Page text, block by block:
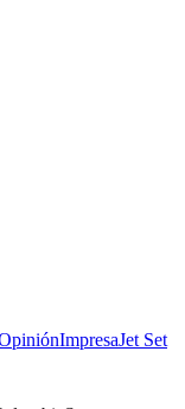
ImpresaJet Set